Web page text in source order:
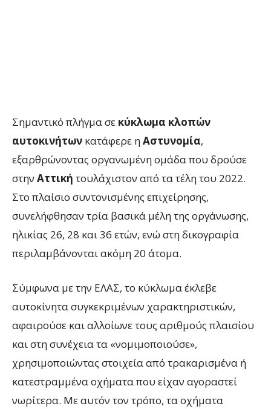
Σημαντικό πλήγμα σε κύκλωμα κλοπών
αυτοκινήτων κατάφερε ηΑστυνομία,
εξαρθρώνοντας οργανωμένη ομάδα που δρούσε
στην Αττική τουλάχιστον από τα τέλη του 2022.
Στο πλαίσιο συντονισμένης επιχείρησης,
συνελήφθησαν τρία βασικά μέλη της οργάνωσης,
ηλικίας 26, 28 και 36 ετών, ενώ στη δικογραφία
περιλαμβάνονται ακόμη 20 άτομα.
Σύμφωνα με την ΕΛΑΣ, το κύκλωμα έκλεβε
αυτοκίνητα συγκεκριμένων χαρακτηριστικών,
αφαιρούσε και αλλοίωνε τους αριθμούς πλαισίου
και στη συνέχεια τα «νομιμοποιούσε»,
χρησιμοποιώντας στοιχεία από τρακαρισμένα ή
κατεστραμμένα οχήματα που είχαν αγοραστεί
νωρίτερα. Με αυτόν τον τρόπο, τα οχήματα